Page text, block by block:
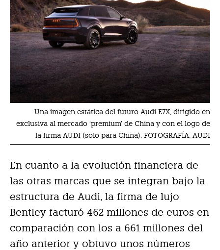
Una imagen estática del futuro Audi E7X, dirigido en
exclusiva al mercado ‘premium’ de China y con el logo de
la firma AUDI (solo para China). FOTOGRAFÍA: AUDI
En cuanto a la evolución financiera de
las otras marcas que se integran bajo la
estructura de Audi, la firma de lujo
Bentley facturó 462 millones de euros en
comparación con los a 661 millones del
año anterior y obtuvo unos números